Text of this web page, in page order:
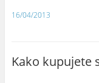
16/04/2013
Kako kupujete